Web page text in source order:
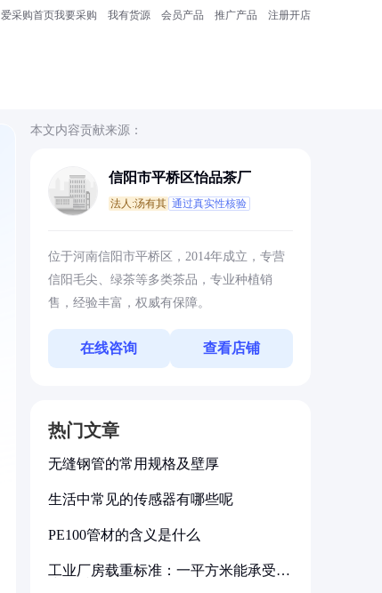
爱采购首页我要采购 我有货源 会员产品 推广产品 注册开店
本文内容贡献来源：
信阳市平桥区怡品茶厂
法人:汤有其 通过真实性核验
位于河南信阳市平桥区，2014年成立，专营
信阳毛尖、绿茶等多类茶品，专业种植销
售，经验丰富，权威有保障。
在线咨询 查看店铺
热门文章
无缝钢管的常用规格及壁厚
生活中常见的传感器有哪些呢
PE100管材的含义是什么
工业厂房载重标准：一平方米能承受多